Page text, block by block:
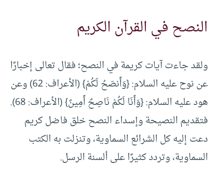
النصح في القرآن الكريم
ولقد جاءت آيات كريمة في النصح؛ فقال تعالى إخبارًا
عن نوح عليه السلام: {وَأَنصَحُ لَكُمْ} (الأعراف: 62) وعن
هود عليه السلام: {وَأَنَا لَكُمْ نَاصِحٌ أَمِينٌ} (الأعراف: 68).
فتقديم النصيحة وإسداء النصح خلق فاضل كريم
دعت إليه كل الشرائع السماوية، وتنزلت به الكتب
السماوية، وتردد كثيرًا على ألسنة الرسل.